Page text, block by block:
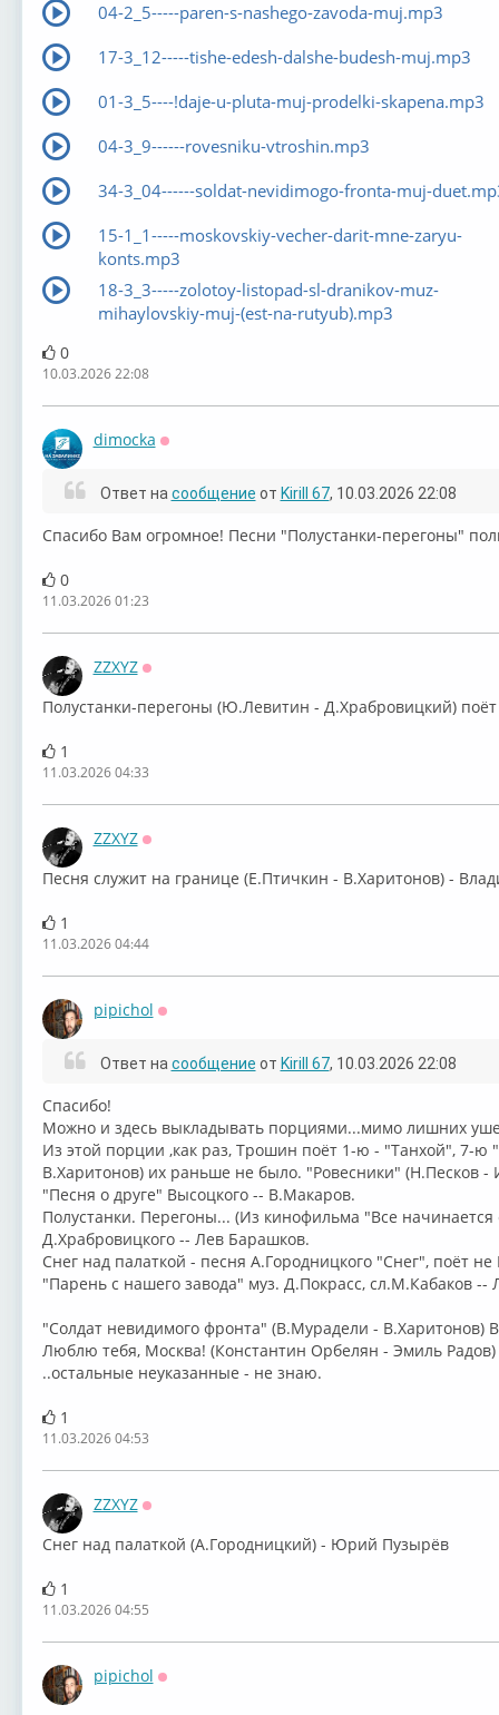
04-2_5-----paren-s-nashego-zavoda-muj.mp3
17-3_12-----tishe-edesh-dalshe-budesh-muj.mp3
01-3_5----!daje-u-pluta-muj-prodelki-skapena.mp3
04-3_9------rovesniku-vtroshin.mp3
34-3_04------soldat-nevidimogo-fronta-muj-
15-1_1-----moskovskiy-vecher-darit-mne-zaryu-
konts.mp3
18-3_3-----zolotoy-listopad-sl-dranikov-muz-
mihaylovskiy-muj-(est-na-rutyub).mp3
0
10.03.2026 22:08
dimocka
Ответ на сообщение от Kirill 67, 10.03.2026 22:08
Спасибо Вам огромное! Песни "Полустанки-перегоны"
0
11.03.2026 01:23
ZZXYZ
⁣Полустанки-перегоны (Ю.Левитин - Д.Храбровицкий)
1
11.03.2026 04:33
ZZXYZ
⁣Песня служит на границе (Е.Птичкин - В.Харитонов) -
1
11.03.2026 04:44
pipichol
Ответ на сообщение от Kirill 67, 10.03.2026 22:08
Спасибо!
Можно и здесь выкладывать порциями...мимо лишних
Из этой порции ,как раз, Трошин поёт 1-ю - "Танхой", 7-ю
В.Харитонов) их раньше не было. "Ровесники" (Н.Песков -
"Песня о друге" Высоцкого -- В.Макаров.
⁣Полустанки. Перегоны... (Из кинофильма "Все
Д.Храбровицкого -- Лев Барашков.
Снег над палаткой - песня А.Городницкого "Снег", поёт
⁣"Парень с нашего завода" муз. Д.Покрасс, сл.М.Кабаков --
"Солдат невидимого фронта" (В.Мурадели - В.Харитонов)
Люблю тебя, Москва!⁣ (Константин Орбелян - Эмиль
..остальные неуказанные - не знаю.
1
11.03.2026 04:53
ZZXYZ
Снег над палаткой (А.Городницкий) - Юрий Пузырёв
1
11.03.2026 04:55
pipichol